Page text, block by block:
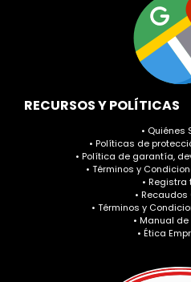
RECURSOS Y POLÍTICAS
• Quiénes
• Políticas de
• Política de garantía,
• Términos y
• Registra
•
• Términos y
• Manual
• Ética